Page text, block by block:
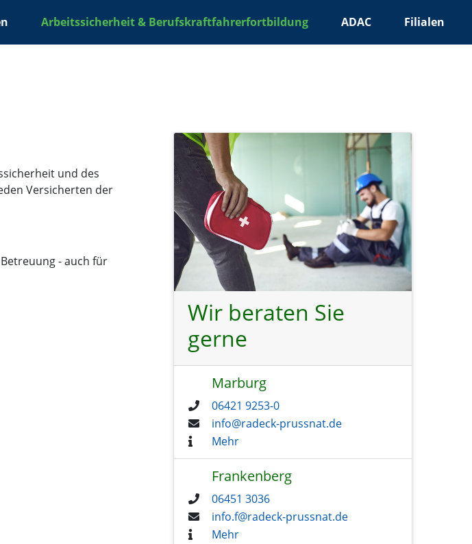
Arbeitssicherheit & Berufskraftfahrerfortbildung ADAC Filialen
und des
Versicherten der
- auch für
Wir beraten Sie
gerne
Marburg
06421 9253-0
info@radeck-prussnat.de
Mehr
Frankenberg
06451 3036
info.f@radeck-prussnat.de
Mehr